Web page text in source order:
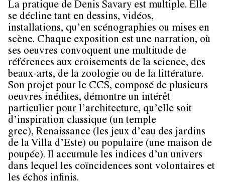
La pratique de Denis Savary est multiple. Elle
se décline tant en dessins, vidéos,
installations, qu’en scénographies ou mises en
scène. Chaque exposition est une narration, où
ses oeuvres convoquent une multitude de
références aux croisements de la science, des
beaux-arts, de la zoologie ou de la littérature.
Son projet pour le CCS, composé de plusieurs
oeuvres inédites, démontre un intérêt
particulier pour l’architecture, qu’elle soit
d’inspiration classique (un temple
grec), Renaissance (les jeux d’eau des jardins
de la Villa d’Este) ou populaire (une maison de
poupée). Il accumule les indices d’un univers
dans lequel les coïncidences sont volontaires et
les échos infinis.